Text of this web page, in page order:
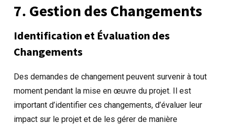
7. Gestion des Changements
Identification et Évaluation des
Changements
Des demandes de changement peuvent survenir à tout
moment pendant la mise en œuvre du projet. Il est
important d’identifier ces changements, d’évaluer leur
impact sur le projet et de les gérer de manière